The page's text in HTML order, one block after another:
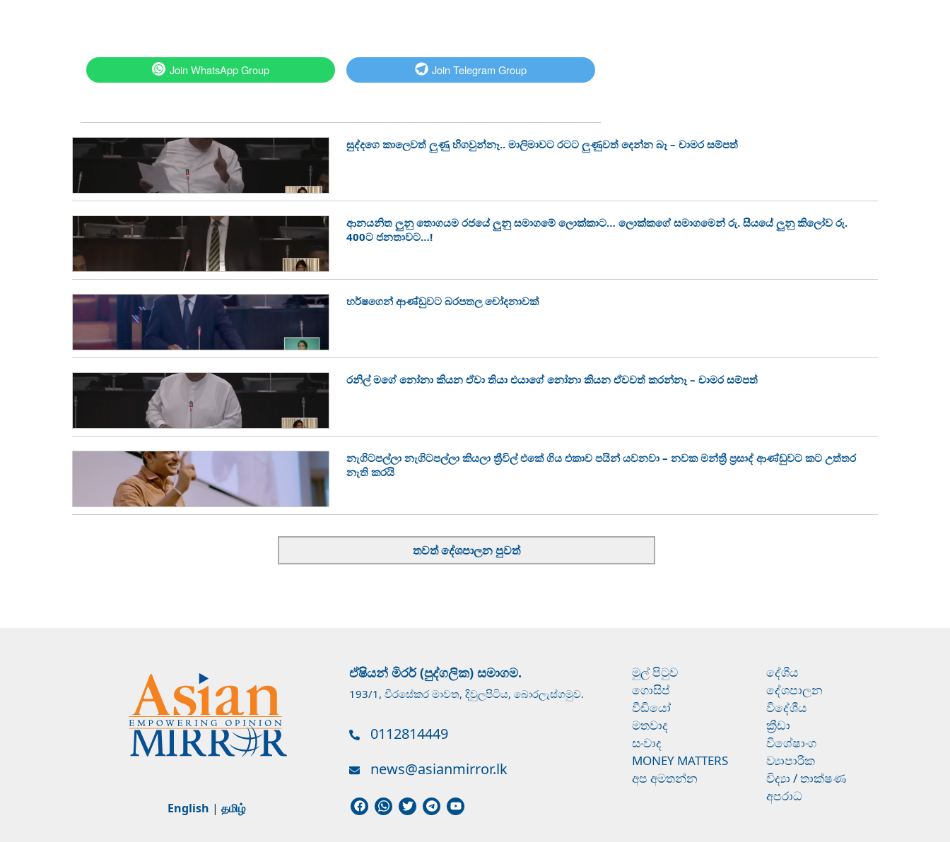
Join WhatsApp Group Join Telegram Group
සුද්දගෙ කාලෙවත් ලුණු හිගවුන්නෑ.. මාලිමාවට රටට ලුණුවත් දෙන්න බෑ – චාමර සම්පත්
ආනයනිත ලුනු තොගයම රජයේ ලුනු සමාගමේ ලොක්කාට… ලොක්කගේ සමාගමෙන් රු. සීයයේ ලුනු කිලෝව රු.
400ට ජනතාවට…!
හර්ෂගෙන් ආණ්ඩුවට බරපතල චෝදනාවක්
රනිල් මගේ නෝනා කියන ඒවා තියා එයාගේ නෝනා කියන ඒවවත් කරන්නෑ – චාමර සම්පත්
නැගිටපල්ලා නැගිටපල්ලා කියලා ත්‍රීවිල් එකේ ගිය එකාව පයින් යවනවා – නවක මන්ත්‍රී ප්‍රසාද් ආණ්ඩුවට කට උත්තර
නැති කරයි
තවත් දේශපාලන පුවත්
English | தமிழ்
ඒෂියන් මිරර් (පුද්ගලික) සමාගම.
193/1, වීරසේකර මාවත, දිවුලපිටිය, බොරලැස්ගමුව.
0112814449
news@asianmirror.lk
මුල් පිටුව
ගොසිප්
වීඩියෝ
මතවාද
සංවාද
MONEY MATTERS
අප අමතන්න
දේශීය
දේශපාලන
විදේශීය
ක්‍රීඩා
විශේෂාංග
ව්‍යාපාරික
විද්‍යා / තාක්ෂණ
අපරාධ